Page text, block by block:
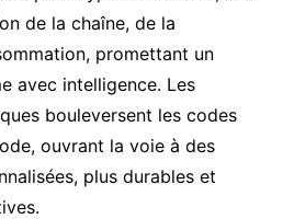
de la chaîne, de la
promettant un
avec intelligence. Les
bouleversent les codes
ouvrant la voie à des
plus durables et